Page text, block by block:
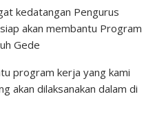
kedatangan Pengurus
akan membantu Program
Gede
program kerja yang kami
akan dilaksanakan dalam di